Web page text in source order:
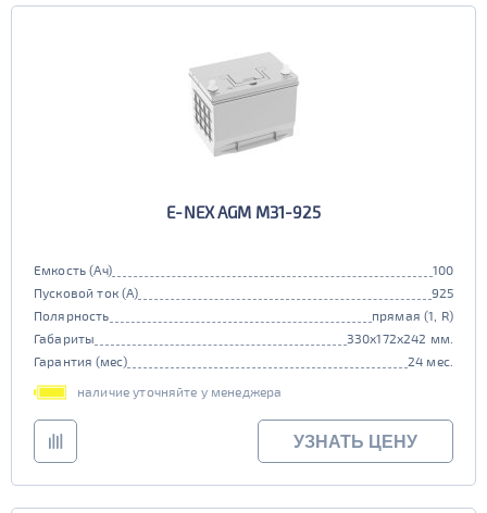
E-NEX AGM M31-925
Емкость (Ач)
100
Пусковой ток (А)
925
Полярность
прямая (1, R)
Габариты
330x172x242 мм.
Гарантия (мес)
24 мес.
наличие уточняйте у менеджера
УЗНАТЬ ЦЕНУ